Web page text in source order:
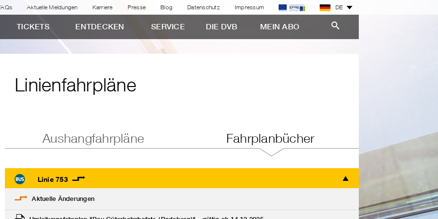
Aktuelle Meldungen Karriere Presse Blog Datenschutz Impressum DE
TICKETS ENTDECKEN SERVICE DIE DVB MEIN ABO
Linienfahrpläne
Aushangfahrpläne Fahrplanbücher
Linie 753
Aktuelle Änderungen